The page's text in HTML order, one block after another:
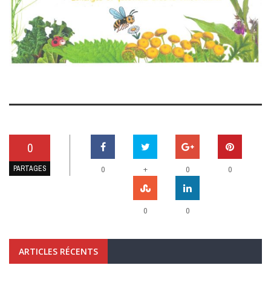
0
PARTAGES 0 + 0 0
0 0
ARTICLES RÉCENTS